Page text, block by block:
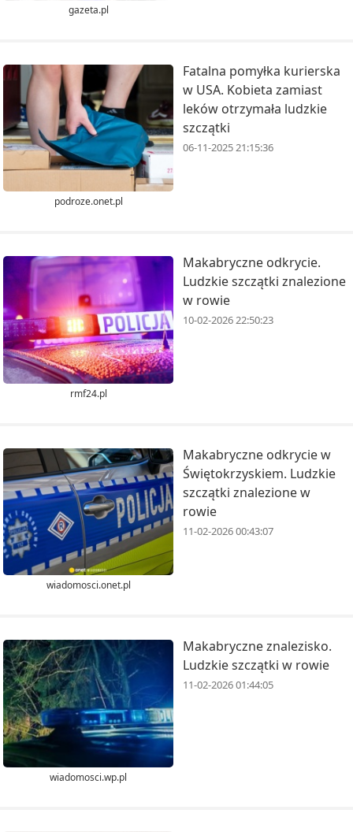
gazeta.pl
podroze.onet.pl
Fatalna pomyłka kurierska
w USA. Kobieta zamiast
leków otrzymała ludzkie
szczątki
06-11-2025 21:15:36
rmf24.pl
Makabryczne odkrycie.
Ludzkie szczątki znalezione
w rowie
10-02-2026 22:50:23
wiadomosci.onet.pl
Makabryczne odkrycie w
Świętokrzyskiem. Ludzkie
szczątki znalezione w
rowie
11-02-2026 00:43:07
wiadomosci.wp.pl
Makabryczne znalezisko.
Ludzkie szczątki w rowie
11-02-2026 01:44:05